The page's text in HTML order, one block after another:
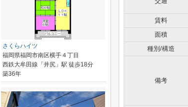
賃料
面積
種別/構造
備考
さくらハイツ
福岡県福岡市南区横手４丁目
西鉄大牟田線「井尻」駅 徒歩18分
築36年